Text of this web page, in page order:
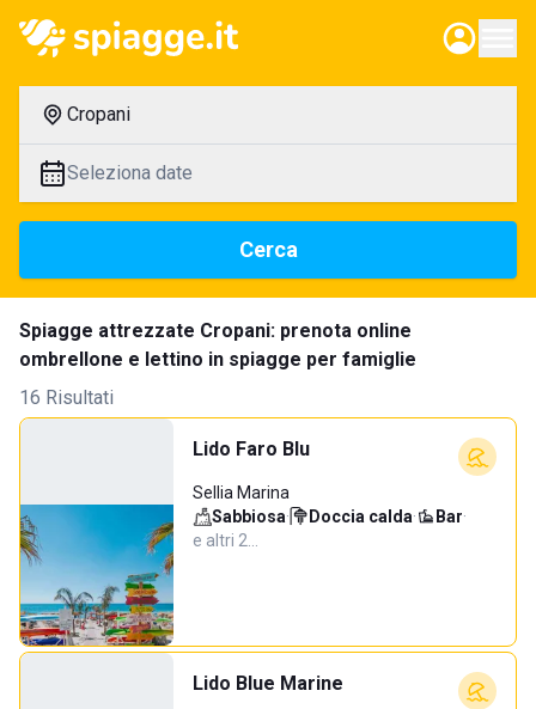
Cropani
Seleziona date
Cerca
Spiagge attrezzate Cropani: prenota online
ombrellone e lettino in spiagge per famiglie
16 Risultati
Lido Faro Blu
Sellia Marina
Sabbiosa· Doccia calda· Bar·
e altri 2…
Lido Blue Marine